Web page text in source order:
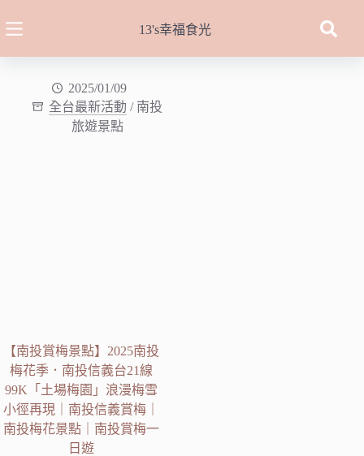
至
13's幸福食光
2025/01/09
全台最新活動 / 南投
旅遊景點
【南投賞梅景點】2025南投
梅花季．南投信義台21線
99K「土場梅園」浪漫梅雪
小徑再現｜南投信義賞梅｜
南投梅花景點｜南投賞梅一
日遊